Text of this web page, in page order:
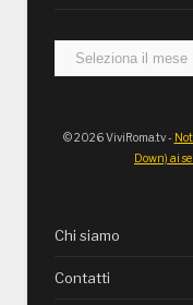
Archivi
© 2026 ViviRoma.tv -
Down) ai
Chi siamo
Contatti